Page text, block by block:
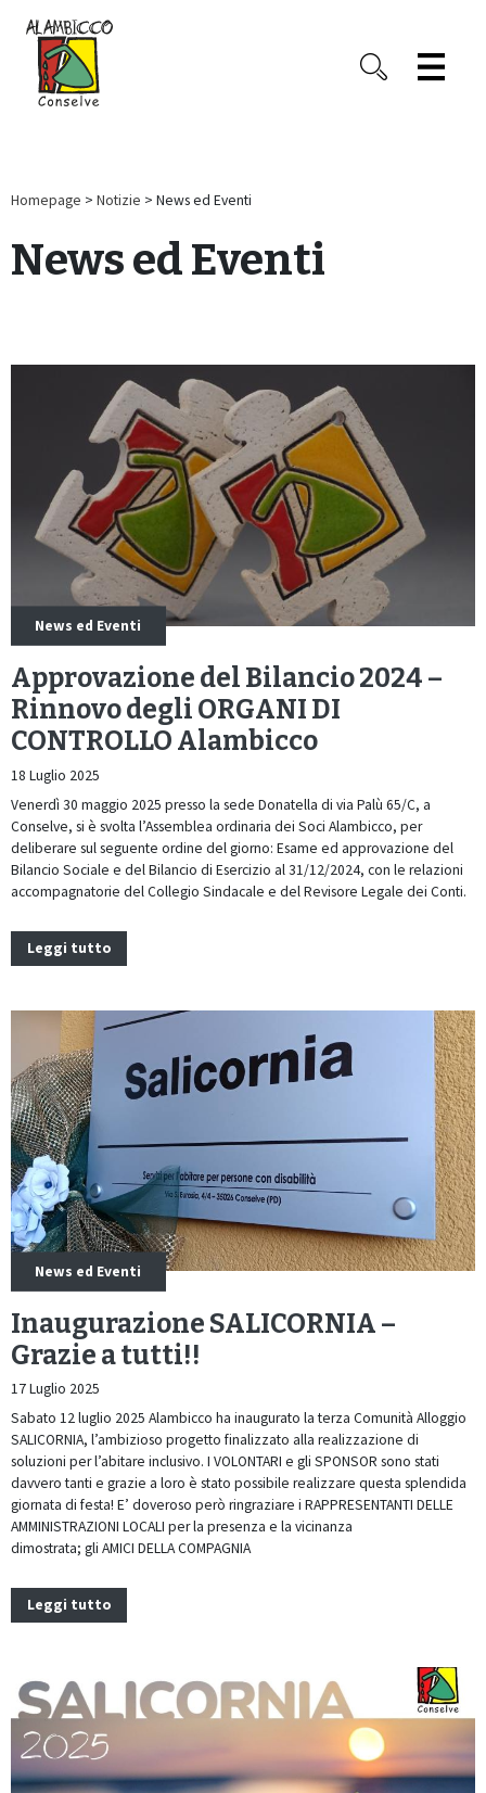
Homepage > Notizie > News ed Eventi
News ed Eventi
News ed Eventi
Approvazione del Bilancio 2024 –
Rinnovo degli ORGANI DI
CONTROLLO Alambicco
18 Luglio 2025
Venerdì 30 maggio 2025 presso la sede Donatella di via Palù 65/C, a
Conselve, si è svolta l’Assemblea ordinaria dei Soci Alambicco, per
deliberare sul seguente ordine del giorno: Esame ed approvazione del
Bilancio Sociale e del Bilancio di Esercizio al 31/12/2024, con le relazioni
accompagnatorie del Collegio Sindacale e del Revisore Legale dei Conti.
Leggi tutto
News ed Eventi
Inaugurazione SALICORNIA –
Grazie a tutti!!
17 Luglio 2025
Sabato 12 luglio 2025 Alambicco ha inaugurato la terza Comunità Alloggio
SALICORNIA, l’ambizioso progetto finalizzato alla realizzazione di
soluzioni per l’abitare inclusivo. I VOLONTARI e gli SPONSOR sono stati
davvero tanti e grazie a loro è stato possibile realizzare questa splendida
giornata di festa! E’ doveroso però ringraziare i RAPPRESENTANTI DELLE
AMMINISTRAZIONI LOCALI per la presenza e la vicinanza
dimostrata; gli AMICI DELLA COMPAGNIA
Leggi tutto